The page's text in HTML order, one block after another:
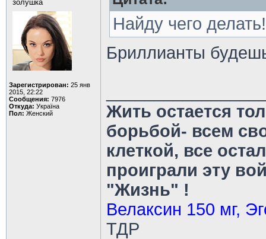
золушка
Зарегистрирован: 25 янв
2015, 22:22
Сообщения: 7976
Откуда: Україна
Пол: Женский
Найду чего
Бриллианты
Жить остается
борьбой- всем
клеткой, все
проиграли эту
"Жизнь" !
Велаксин 150 мг,
ТДР